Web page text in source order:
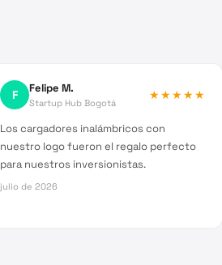
F Felipe M.
Startup Hub Bogotá
★★★★★
Los cargadores inalámbricos con
nuestro logo fueron el regalo perfecto
para nuestros inversionistas.
julio de 2026